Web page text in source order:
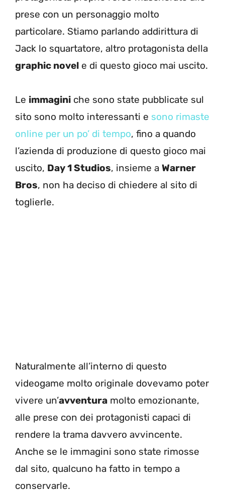
prese con un personaggio molto
particolare. Stiamo parlando addirittura di
Jack lo squartatore, altro protagonista della
graphic novel e di questo gioco mai uscito.
Le immagini che sono state pubblicate sul
sito sono molto interessanti e sono rimaste
online per un po’ di tempo, fino a quando
l’azienda di produzione di questo gioco mai
uscito, Day 1 Studios, insieme a Warner
Bros, non ha deciso di chiedere al sito di
toglierle.
Naturalmente all’interno di questo
videogame molto originale dovevamo poter
vivere un’avventura molto emozionante,
alle prese con dei protagonisti capaci di
rendere la trama davvero avvincente.
Anche se le immagini sono state rimosse
dal sito, qualcuno ha fatto in tempo a
conservarle.